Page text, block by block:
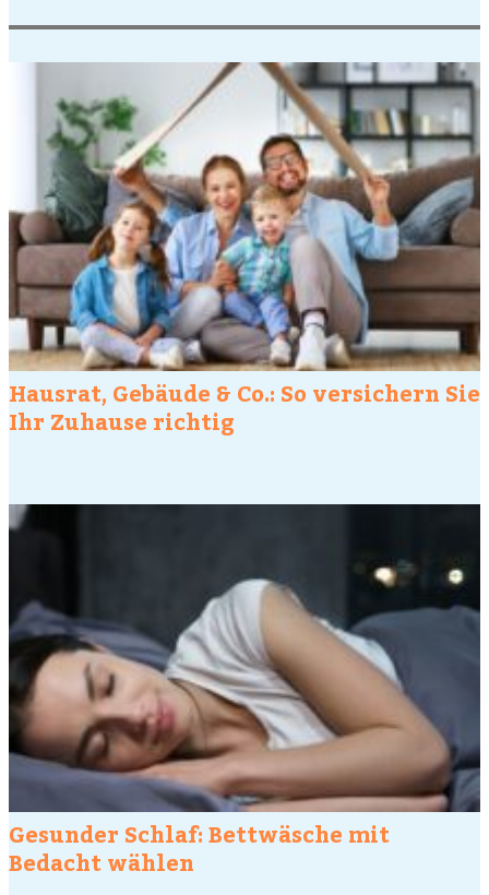
Hausrat, Gebäude & Co.: So versichern Sie
Ihr Zuhause richtig
Gesunder Schlaf: Bettwäsche mit
Bedacht wählen